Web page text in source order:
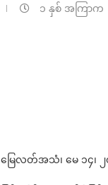
၁ နှစ် အကြာက
မြေလတ်အသံ၊ မေ ၁၄၊ ၂